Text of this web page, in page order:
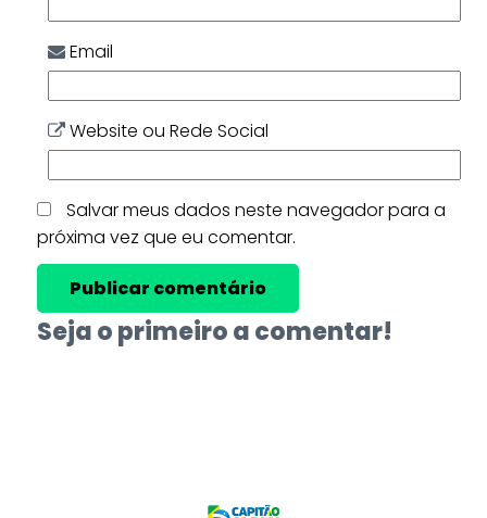
Email
Website ou Rede Social
Salvar meus dados neste navegador para a
próxima vez que eu comentar.
Seja o primeiro a comentar!